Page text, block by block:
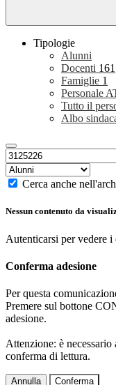
Tipologie
Alunni
Docenti 161
Famiglie 1
Personale
Tutto il
Albo
Cerca anche
Nessun contenuto da
Autenticarsi per vedere
Conferma adesione
Per questa
Premere sul bottone
adesione.
Attenzione: è necessario
conferma di lettura.
Annulla Conferma